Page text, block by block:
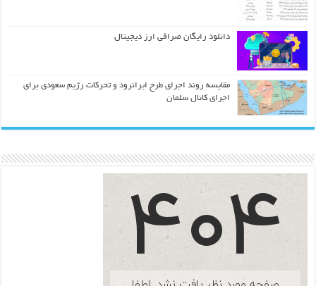
دانلود رایگان صرافی ارز دیجیتال
مقایسه روند اجرای طرح ایرانرود و تحرکات رژیم سعودی برای
اجرای کانال سلمان